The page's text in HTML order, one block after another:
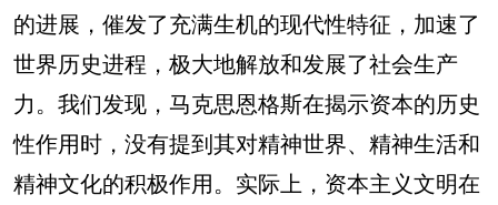
的进展，催发了充满生机的现代性特征，加速了
世界历史进程，极大地解放和发展了社会生产
力。我们发现，马克思恩格斯在揭示资本的历史
性作用时，没有提到其对精神世界、精神生活和
精神文化的积极作用。实际上，资本主义文明在